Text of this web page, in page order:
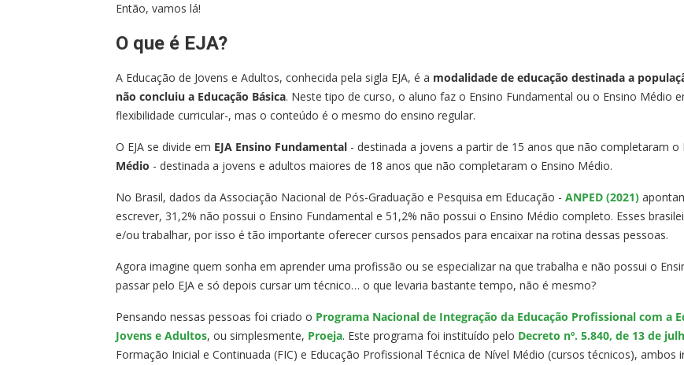
Então, vamos lá!
O que é EJA?
A Educação de Jovens e Adultos, conhecida pela sigla EJA, é a modalidade de educação destinada a
não concluiu a Educação Básica. Neste tipo de curso, o aluno faz o Ensino Fundamental ou o Ensino Médio
flexibilidade curricular-, mas o conteúdo é o mesmo do ensino regular.
O EJA se divide em EJA Ensino Fundamental - destinada a jovens a partir de 15 anos que não completaram o
Médio - destinada a jovens e adultos maiores de 18 anos que não completaram o Ensino Médio.
No Brasil, dados da Associação Nacional de Pós-Graduação e Pesquisa em Educação - ANPED (2021)
escrever, 31,2% não possui o Ensino Fundamental e 51,2% não possui o Ensino Médio completo. Esses
e/ou trabalhar, por isso é tão importante oferecer cursos pensados para encaixar na rotina dessas pessoas.
Agora imagine quem sonha em aprender uma profissão ou se especializar na que trabalha e não possui o
passar pelo EJA e só depois cursar um técnico… o que levaria bastante tempo, não é mesmo?
Pensando nessas pessoas foi criado o Programa Nacional de Integração da Educação Profissional com a
Jovens e Adultos, ou simplesmente, Proeja. Este programa foi instituído pelo Decreto nº. 5.840, de 13 de
Formação Inicial e Continuada (FIC) e Educação Profissional Técnica de Nível Médio (cursos técnicos), ambos